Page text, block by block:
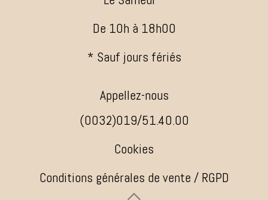
De 10h à 18h00
* Sauf jours fériés
Appellez-nous
(0032)019/51.40.00
Cookies
Conditions générales de vente / RGPD